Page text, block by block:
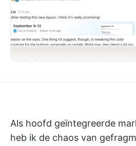
Als hoofd geïntegreerde
heb ik de chaos van